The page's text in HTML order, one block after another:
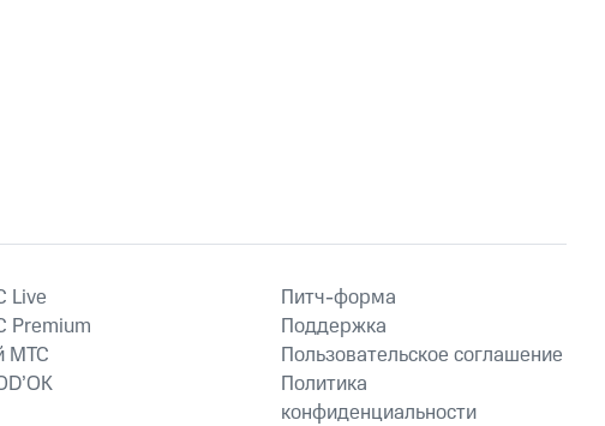
Live
Premium
МТС
Питч-форма
Поддержка
Пользовательское соглашение
Политика
конфиденциальности